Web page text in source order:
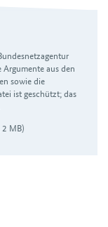
aus den
sowie die
ist geschützt; das
MB)